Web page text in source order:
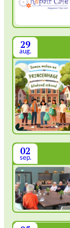
29
aug.
02
sep.